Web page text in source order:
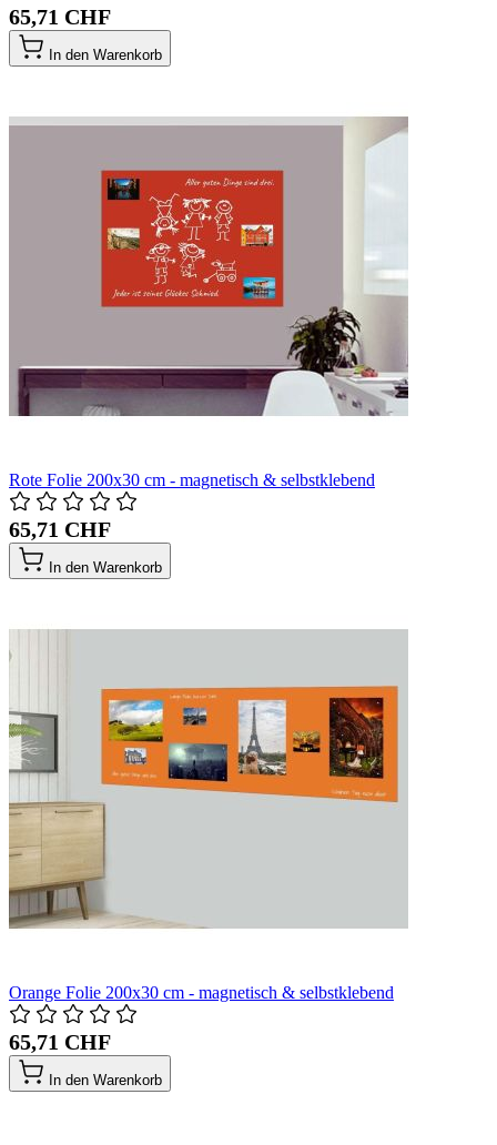
65,71 CHF
In den Warenkorb
Rote Folie 200x30 cm - magnetisch & selbstklebend
65,71 CHF
In den Warenkorb
Orange Folie 200x30 cm - magnetisch & selbstklebend
65,71 CHF
In den Warenkorb